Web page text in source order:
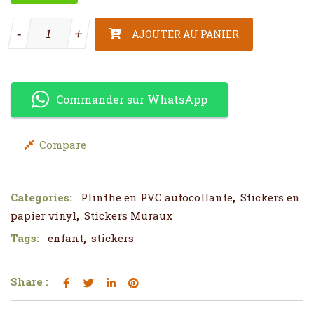
quantité de Plinthe en PVC autocollante
+
- +
- AJOUTER AU PANIER
Commander sur WhatsApp
Compare
Categories: Plinthe en PVC autocollante, Stickers en
papier vinyl, Stickers Muraux
Tags:
enfant, stickers
Share :